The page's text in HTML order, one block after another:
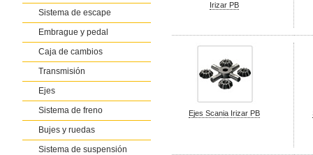
Sistema de escape
Embrague y pedal
Caja de cambios
Transmisión
Ejes
Sistema de freno
Bujes y ruedas
Sistema de suspensión
Irizar PB
Ejes Scania Irizar PB